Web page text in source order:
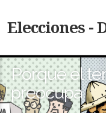
Elecciones -
Porque el
preocupa